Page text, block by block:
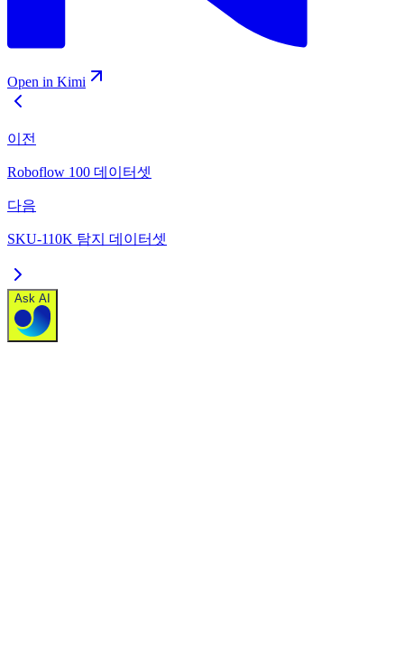
Open in Kimi
이전
Roboflow 100 데이터셋
다음
SKU-110K 탐지 데이터셋
Ask AI